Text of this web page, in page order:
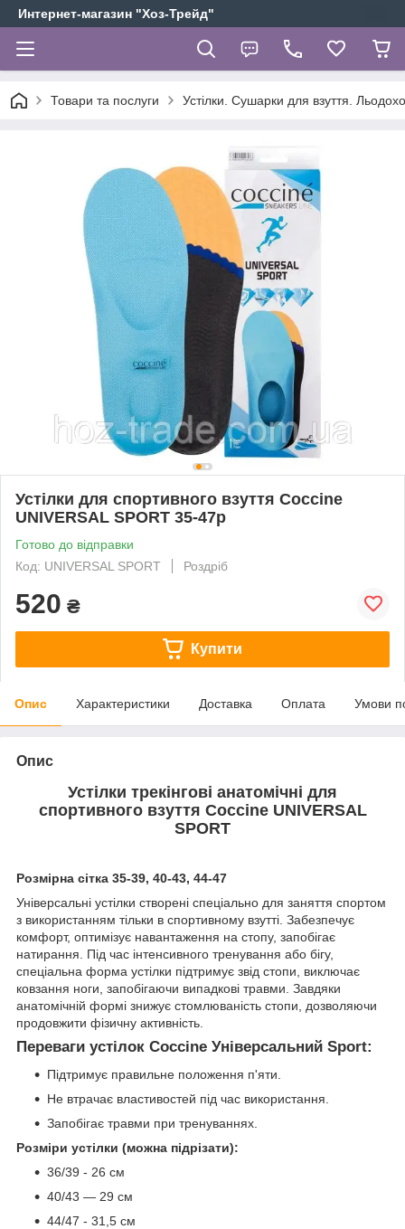
Интернет-магазин "Хоз-Трейд"
Товари та послуги Устілки. Сушарки для взуття.
Устілки для спортивного взуття Coccine
UNIVERSAL SPORT 35-47р
Готово до відправки
Код: UNIVERSAL SPORT
Роздріб
520 ₴
Купити
Опис Характеристики Доставка Оплата Умови
Опис
Устілки трекінгові анатомічні для
спортивного взуття Coccine UNIVERSAL
SPORT
Розмірна сітка 35-39, 40-43, 44-47
Універсальні устілки створені спеціально для заняття спортом
з використанням тільки в спортивному взутті. Забезпечує
комфорт, оптимізує навантаження на стопу, запобігає
натирання. Під час інтенсивного тренування або бігу,
спеціальна форма устілки підтримує звід стопи, виключає
ковзання ноги, запобігаючи випадкові травми. Завдяки
анатомічній формі знижує стомлюваність стопи, дозволяючи
продовжити фізичну активність.
Переваги устілок Coccine Універсальний Sport:
Підтримує правильне положення п'яти.
Не втрачає властивостей під час використання.
Запобігає травми при тренуваннях.
Розміри устілки (можна підрізати):
36/39 - 26 см
40/43 — 29 см
44/47 - 31,5 см